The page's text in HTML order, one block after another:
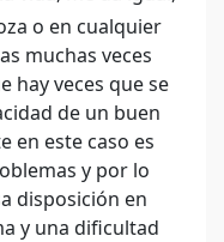
o en cualquier
muchas veces
hay veces que se
de un buen
en este caso es
y por lo
disposición en
y una dificultad